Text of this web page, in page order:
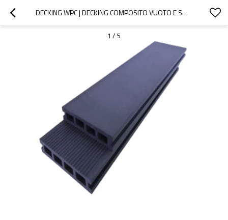
DECKING WPC | DECKING COMPOSITO VUOTO E SOLIDO DI 120 MM DI LARGHEZZA | COMPOSITO DI PLASTICA DI LEGNO
1 / 5